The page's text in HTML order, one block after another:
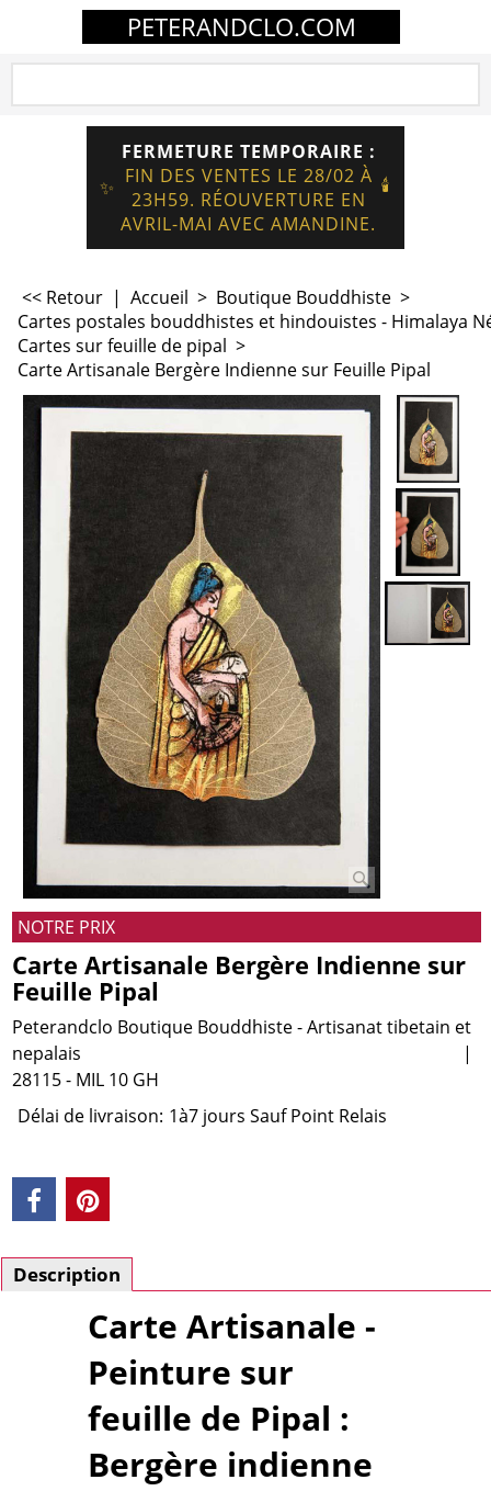
PETERANDCLO.COM
✨
FERMETURE TEMPORAIRE :
FIN DES VENTES LE 28/02 À
23H59. RÉOUVERTURE EN
AVRIL-MAI AVEC AMANDINE.
🕯️
<< Retour | Accueil > Boutique Bouddhiste >
Cartes postales bouddhistes et hindouistes - Himalaya
Cartes sur feuille de pipal >
Carte Artisanale Bergère Indienne sur Feuille Pipal
NOTRE PRIX
Carte Artisanale Bergère Indienne sur
Feuille Pipal
Peterandclo Boutique Bouddhiste - Artisanat tibetain et
nepalais
28115 - MIL 10 GH
Délai de livraison: 1à7 jours Sauf Point Relais
Description
Carte Artisanale -
Peinture sur
feuille de Pipal :
Bergère indienne